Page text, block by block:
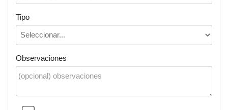
Tipo
Observaciones